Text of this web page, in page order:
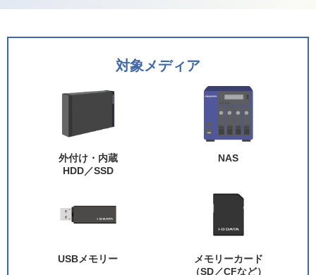
対象メディア
外付け・内蔵
HDD／SSD
NAS
USBメモリー
メモリーカード
（SD／CFなど）